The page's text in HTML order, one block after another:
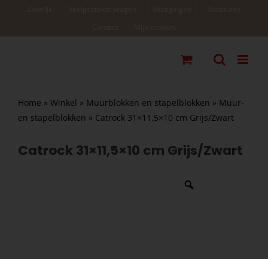
Home » Winkel » Muurblokken en stapelblokken » Muur-
en stapelblokken » Catrock 31×11,5×10 cm Grijs/Zwart
Catrock 31×11,5×10 cm Grijs/Zwart